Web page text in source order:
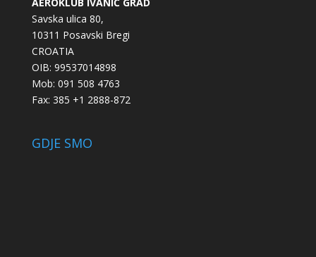
Savska ulica 80,
10311 Posavski Bregi
CROATIA
OIB: 99537014898
Mob: 091 508 4763
Fax: 385 +1 2888-872
GDJE SMO